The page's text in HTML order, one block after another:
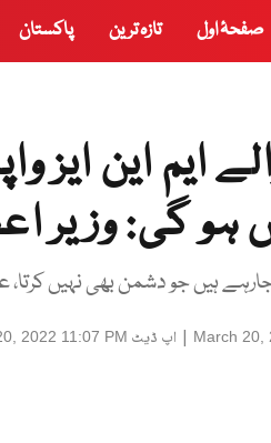
صفحۂ اول تازہ ترین پاکستان
ایم این ایز
ہو گی: وزیر
ہیں جو دشمن بھی نہیں
March 20,
| اپ ڈیٹ 2022 11:07 PM